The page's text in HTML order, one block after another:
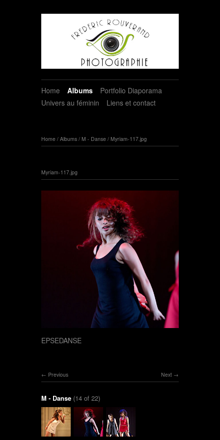
Home Albums
Portfolio Diaporama
Univers au féminin
Liens et contact
Home / Albums / M - Danse / Myriam-117.jpg
Myriam-117.jpg
EPSEDANSE
Next
Previous
M - Danse (14 of 22)